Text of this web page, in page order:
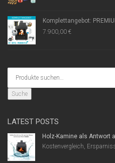
Komplettangebot:
7.900,00 €
Suche
LATEST POSTS
Holz-Kamine als Antwort
Kostenvergleich,